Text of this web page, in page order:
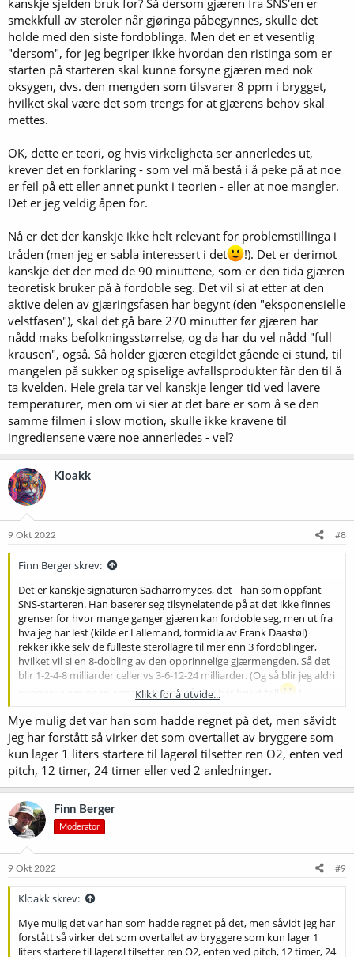
kanskje sjelden bruk for? Så dersom gjæren fra SNS'en er
smekkfull av steroler når gjøringa påbegynnes, skulle det
holde med den siste fordoblinga. Men det er et vesentlig
"dersom", for jeg begriper ikke hvordan den ristinga som er
starten på starteren skal kunne forsyne gjæren med nok
oksygen, dvs. den mengden som tilsvarer 8 ppm i brygget,
hvilket skal være det som trengs for at gjærens behov skal
mettes.
OK, dette er teori, og hvis virkeligheta ser annerledes ut,
krever det en forklaring - som vel må bestå i å peke på at noe
er feil på ett eller annet punkt i teorien - eller at noe mangler.
Det er jeg veldig åpen for.
Nå er det der kanskje ikke helt relevant for problemstillinga i
tråden (men jeg er sabla interessert i det
!). Det er derimot
kanskje det der med de 90 minuttene, som er den tida gjæren
teoretisk bruker på å fordoble seg. Det vil si at etter at den
aktive delen av gjæringsfasen har begynt (den "eksponensielle
velstfasen"), skal det gå bare 270 minutter før gjæren har
nådd maks befolkningsstørrelse, og da har du vel nådd "full
kräusen", også. Så holder gjæren etegildet gående ei stund, til
mangelen på sukker og spiselige avfallsprodukter får den til å
ta kvelden. Hele greia tar vel kanskje lenger tid ved lavere
temperaturer, men om vi sier at det bare er som å se den
samme filmen i slow motion, skulle ikke kravene til
ingrediensene være noe annerledes - vel?
Kloakk
9 Okt 2022 #8
Finn Berger skrev:
Det er kanskje signaturen Sacharromyces, det - han som oppfant
SNS-starteren. Han baserer seg tilsynelatende på at det ikke finnes
grenser for hvor mange ganger gjæren kan fordoble seg, men ut fra
hva jeg har lest (kilde er Lallemand, formidla av Frank Daastøl)
rekker ikke selv de fulleste sterollagre til mer enn 3 fordoblinger,
hvilket vil si en 8-dobling av den opprinnelige gjærmengden. Så det
blir 1-2-4-8 milliarder celler vs 3-6-12-24 milliarder. (Og så blir jeg aldri
overraska om noen arresterer meg når jeg har brukt tall
Jeg trur det vanlige når en brygger normalt, er at gjærmengden 3-4-
dobler seg. Den siste fordoblinga er det kanskje sjelden bruk for? Så
dersom gjæren fra SNS'en er smekkfull av steroler når gjøringa
påbegynnes, skulle det holde med den siste fordoblinga. Men det er
et vesentlig "dersom", for jeg begriper ikke hvordan den ristinga
som er starten på starteren skal kunne forsyne gjæren med nok
oksygen, dvs. den mengden som tilsvarer 8 ppm i brygget, hvilket
skal være det som trengs for at gjærens behov skal mettes.
en forklaring - som vel må bestå i å peke på at noe er feil på ett eller
annet punkt i teorien - eller at noe mangler. Det er jeg veldig åpen
for.
Nå er det der kanskje ikke helt relevant for problemstillinga i tråden
(men jeg er sabla interessert i det
!). Det er derimot kanskje det
der med de 90 minuttene, som er den tida gjæren teoretisk bruker
Klikk for å utvide...
Mye mulig det var han som hadde regnet på det, men såvidt
jeg har forstått så virker det som overtallet av bryggere som
kun lager 1 liters startere til lagerøl tilsetter ren O2, enten ved
pitch, 12 timer, 24 timer eller ved 2 anledninger.
Finn Berger
Moderator
9 Okt 2022 #9
Kloakk skrev:
Mye mulig det var han som hadde regnet på det, men såvidt jeg har
forstått så virker det som overtallet av bryggere som kun lager 1
liters startere til lagerøl tilsetter ren O2, enten ved pitch, 12 timer, 24